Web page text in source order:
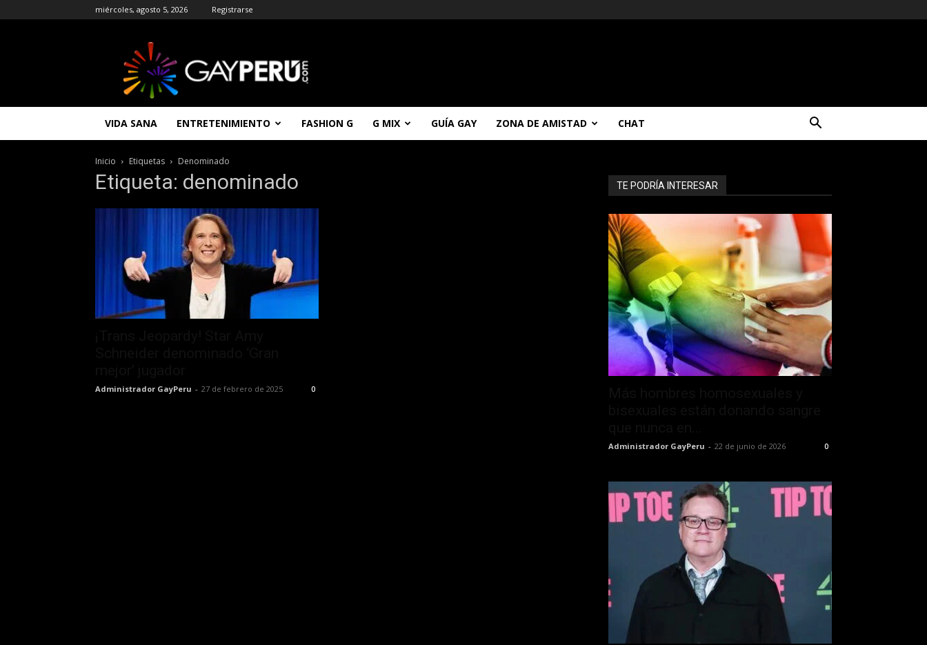
miércoles, agosto 5, 2026 Registrarse
|
Entretenimiento
Noticias
Chat
Gay
Gratis
VIDA SANA ENTRETENIMIENTO FASHION G G MIX GUÍA GAY ZONA DE AMISTAD CHAT
Inicio Etiquetas Denominado
Etiqueta: denominado
Administrador GayPeru - 27 de febrero de 2025 0
TE PODRÍA INTERESAR
Administrador GayPeru - 22 de junio de 2026 0